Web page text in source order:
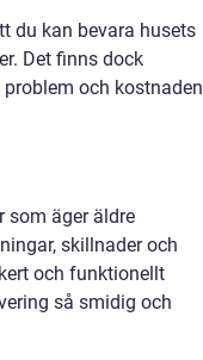
du kan bevara husets
Det finns dock
och kostnaden
som äger äldre
skillnader och
och funktionellt
så smidig och